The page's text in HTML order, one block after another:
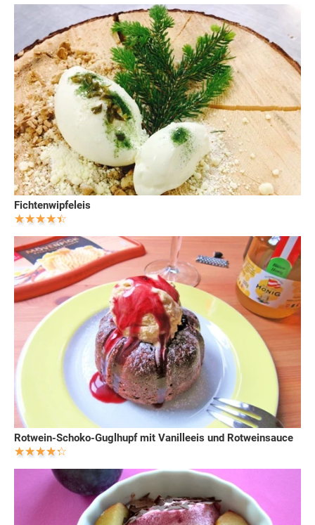
Fichtenwipfeleis
Rotwein-Schoko-Guglhupf mit Vanilleeis und Rotweinsauce